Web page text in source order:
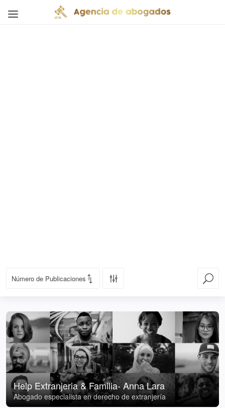
Help Extranjeria & Familia- Anna Lara
Abogado especialista en derecho de extranjería